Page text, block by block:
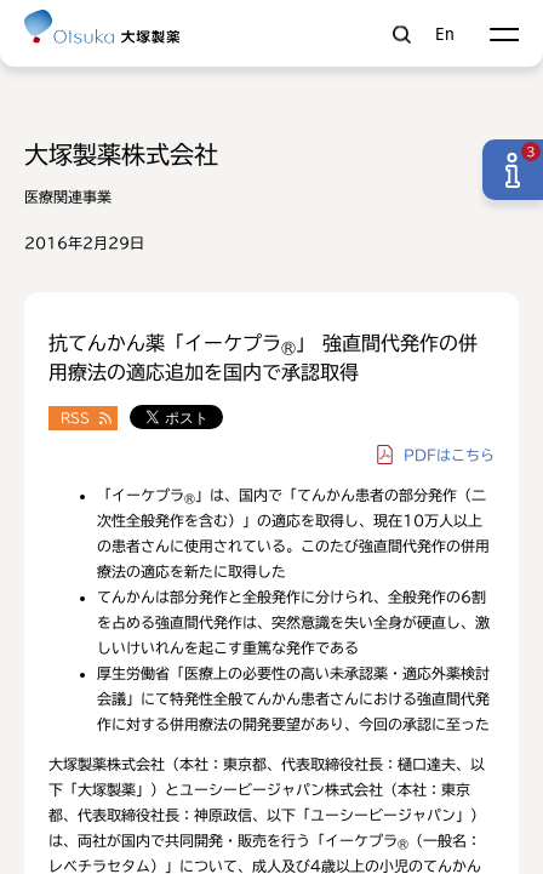
En
大塚製薬株式会社
医療関連事業
2016年2月29日
抗てんかん薬「イーケプラ® 」 強直間代発作の併
用療法の適応追加を国内で承認取得
RSS
PDFはこちら
「イーケプラ® 」は、国内で「てんかん患者の部分発作（二
次性全般発作を含む）」の適応を取得し、現在10万人以上
の患者さんに使用されている。このたび強直間代発作の併用
療法の適応を新たに取得した
てんかんは部分発作と全般発作に分けられ、全般発作の6割
を占める強直間代発作は、突然意識を失い全身が硬直し、激
しいけいれんを起こす重篤な発作である
厚生労働省「医療上の必要性の高い未承認薬・適応外薬検討
会議」にて特発性全般てんかん患者さんにおける強直間代発
作に対する併用療法の開発要望があり、今回の承認に至った
大塚製薬株式会社（本社：東京都、代表取締役社長：樋口達夫、以
下「大塚製薬」）とユーシービージャパン株式会社（本社：東京
都、代表取締役社長：神原政信、以下「ユーシービージャパン」）
は、両社が国内で共同開発・販売を行う「イーケプラ®
（一般名：
レベチラセタム）」について、成人及び4歳以上の小児のてんかん
3